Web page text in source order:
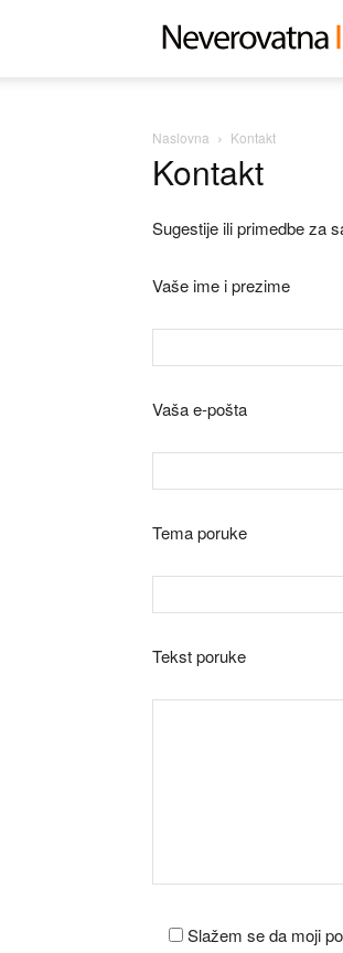
Naslovna Kontakt
Kontakt
Sugestije ili primedbe za
Vaše ime i prezime
Vaša e-pošta
Tema poruke
Tekst poruke
Slažem se da moji